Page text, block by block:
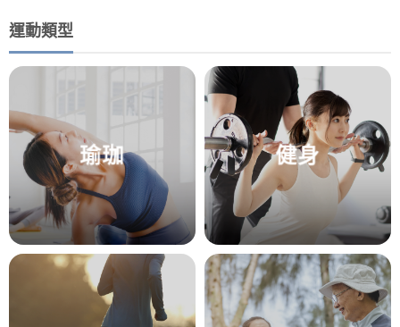
運動類型
瑜珈 健身